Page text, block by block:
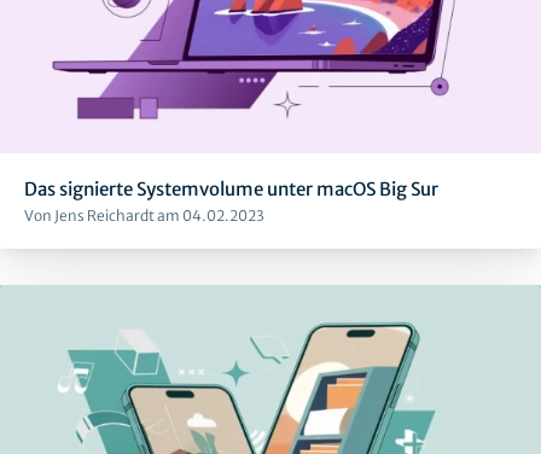
Das signierte Systemvolume unter macOS Big Sur
Von Jens Reichardt am 04.02.2023